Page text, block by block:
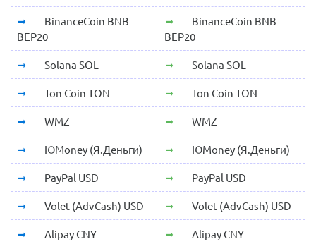
BinanceCoin BNB
BEP20
BinanceCoin BNB
BEP20
Solana SOL Solana SOL
Ton Coin TON Ton Coin TON
WMZ WMZ
ЮMoney (Я.Деньги) ЮMoney (Я.Деньги)
PayPal USD PayPal USD
Volet (AdvCash) USD Volet (AdvCash) USD
Alipay CNY Alipay CNY